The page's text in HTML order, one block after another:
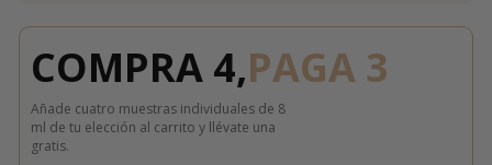
COMPRA 4,PAGA 3
Añade cuatro muestras individuales de 8
ml de tu elección al carrito y llévate una
gratis.